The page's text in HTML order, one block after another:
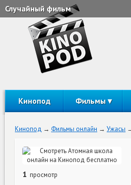
Случайный фильм
Кинопод Фильмы
Кинопод Фильмы онлайн Ужасы
1 просмотр